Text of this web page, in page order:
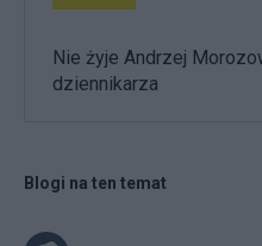
Nie żyje Andrzej
dziennikarza
Blogi na ten temat